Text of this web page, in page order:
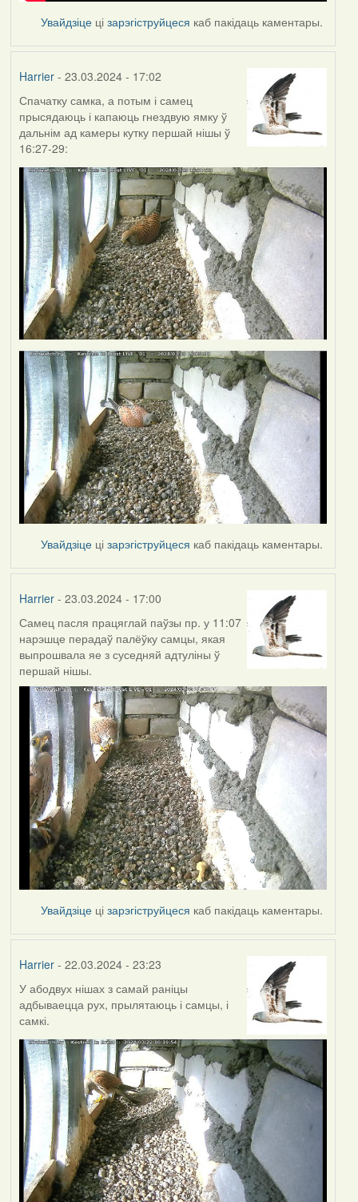
Увайдзіце цізарэгіструйцеся каб пакідаць каментары.
Harrier- 23.03.2024 - 17:02
Спачатку самка, а потым і самец
прысядаюць і капаюць гнездвую ямку ў
дальнім ад камеры кутку першай нішы ў
16:27-29:
Увайдзіце цізарэгіструйцеся каб пакідаць каментары.
Harrier- 23.03.2024 - 17:00
Самец пасля працяглай паўзы пр. у 11:07
нарэшце перадаў палёўку самцы, якая
выпрошвала яе з суседняй адтуліны ў
першай нішы.
Увайдзіце цізарэгіструйцеся каб пакідаць каментары.
Harrier- 22.03.2024 - 23:23
У абодвух нішах з самай раніцы
адбываецца рух, прылятаюць і самцы, і
самкі.